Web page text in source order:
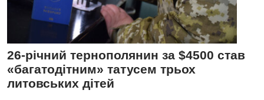
26-річний тернополянин за $4500 став
«багатодітним» татусем трьох
литовських дітей